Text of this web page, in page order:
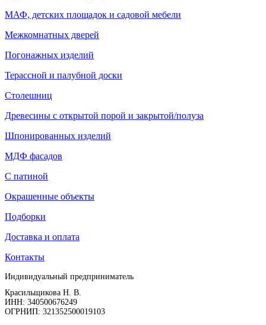
МАФ, детских площадок и садовой мебели
Межкомнатных дверей
Погонажных изделий
Терассной и палубной доски
Столешниц
Древесины с открытой порой и закрытой/полуза
Шпонированных изделий
МДФ фасадов
С патиной
Окрашенные объекты
Подборки
Доставка и оплата
Контакты
Индивидуальный предприниматель
Красильщикова Н. В.
ИНН: 340500676249
ОГРНИП: 321352500019103